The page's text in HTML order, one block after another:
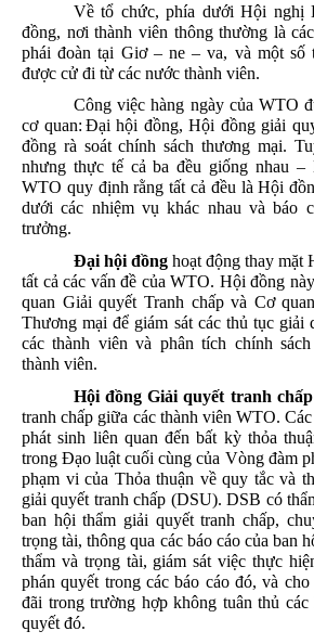
Về tổ chức,phía dưới Hội nghị
đồng, nơi thành viên thông thường là các
phái đoàn tại Giơ – ne –va, và một số
được cử đi từ các nước thành viên.
Côngviệc hàng ngày của WTO
cơ quan: Đại hội đồng,Hội đồng giải
đồng rà soát chính sách thương mại.
nhưng thực tế cảba đều giống nhau –
WTO quy định rằng tất cả đều là Hội
dưới các nhiệm vụ khác nhau và báo
trưởng.
Đại hội đồng hoạt động thay mặt
tất cả các vấn đề của WTO. Hội đồng này
quan Giải quyết Tranh chấp và Cơ quan
Thươngmại để giám sát các thủ tục giải
các thành viên và phân tích chính sách
thành viên.
Hội đồng Giải quyết tranh chấp
tranh chấp giữa các thành viên WTO.
phát sinh liên quan đến bất kỳ thỏa
trong Đạo luật cuối cùng của Vòng đàm
phạm vicủa Thỏa thuận về quy tắc và
giải quyết tranh chấp (DSU). DSB có
ban hội thẩm giải quyết tranh chấp,
trọng tài,thông qua các báo cáo của ban
thẩm và trọng tài, giám sát việc thực
phán quyết trong các báo cáo đó,và cho
đãi trong trường hợp không tuân thủ các
quyết đó.